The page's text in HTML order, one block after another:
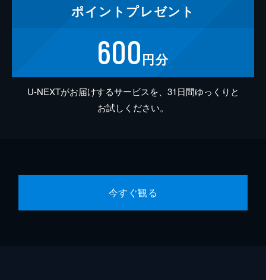
ポイント プレゼント
600円分
U-NEXTがお届けするサービスを、31日間ゆっくりと
お試しください。
今すぐ観る